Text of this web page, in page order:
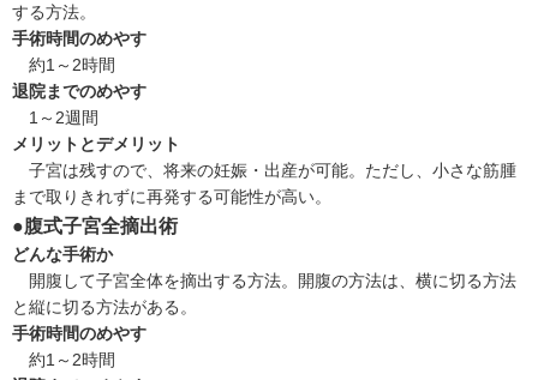
する方法。
手術時間のめやす
約1～2時間
退院までのめやす
1～2週間
メリットとデメリット
子宮は残すので、将来の妊娠・出産が可能。ただし、小さな筋腫
まで取りきれずに再発する可能性が高い。
●腹式子宮全摘出術
どんな手術か
開腹して子宮全体を摘出する方法。開腹の方法は、横に切る方法
と縦に切る方法がある。
手術時間のめやす
約1～2時間